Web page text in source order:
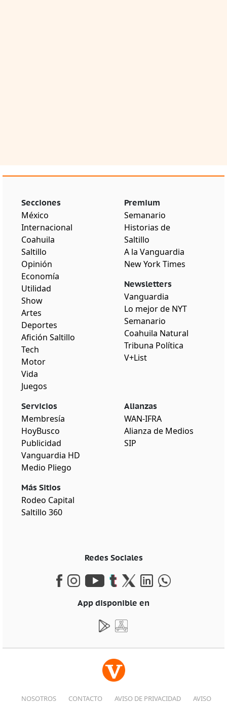
Secciones
México
Internacional
Coahuila
Saltillo
Opinión
Economía
Utilidad
Show
Artes
Deportes
Afición Saltillo
Tech
Motor
Vida
Juegos
Premium
Semanario
Historias de
Saltillo
A la Vanguardia
New York Times
Newsletters
Vanguardia
Lo mejor de NYT
Semanario
Coahuila Natural
Tribuna Política
V+List
Servicios
Membresía
HoyBusco
Publicidad
Vanguardia HD
Medio Pliego
Más Sitios
Rodeo Capital
Saltillo 360
Alianzas
WAN-IFRA
Alianza de Medios
SIP
Redes Sociales
App disponible en
NOSOTROS CONTACTO AVISO DE PRIVACIDAD AVISO